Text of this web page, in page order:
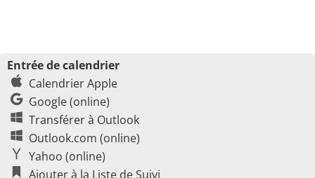
Entrée de calendrier
Calendrier Apple
Google (online)
Transférer à Outlook
Outlook.com (online)
Yahoo (online)
Ajouter à la Liste de Suivi